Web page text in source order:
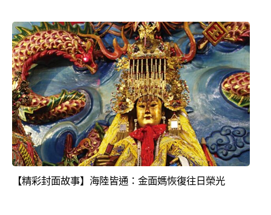
【精彩封面故事】海陸皆通：金面媽恢復往日榮光